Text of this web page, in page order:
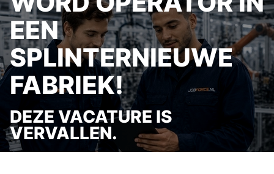
EEN
SPLINTERNIEUWE
FABRIEK!
DEZE VACATURE IS
VERVALLEN.